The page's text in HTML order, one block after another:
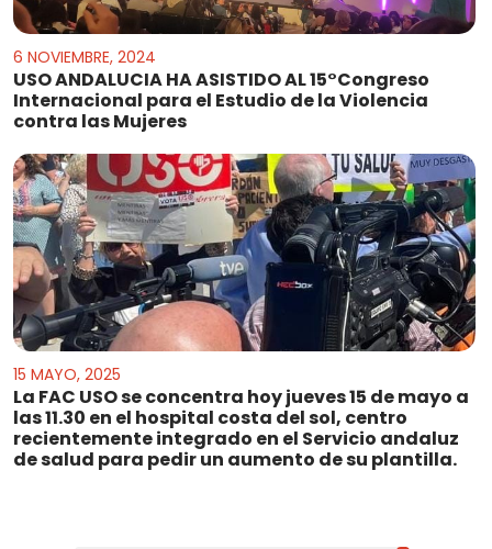
6 NOVIEMBRE, 2024
USO ANDALUCIA HA ASISTIDO AL 15°Congreso
Internacional para el Estudio de la Violencia
contra las Mujeres
15 MAYO, 2025
La FAC USO se concentra hoy jueves 15 de mayo a
las 11.30 en el hospital costa del sol, centro
recientemente integrado en el Servicio andaluz
de salud para pedir un aumento de su plantilla.